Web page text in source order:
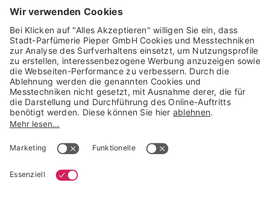
Trusted Shops Mitglied seit 2010
* unverbindliche Preisempfehlung der Verbundgruppe beauty alliance